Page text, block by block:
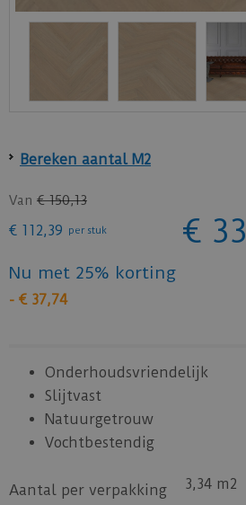
Bereken aantal M2
Van € 150,13
€ 112,39 per stuk € 33
Nu met 25% korting
- € 37,74
Onderhoudsvriendelijk
Slijtvast
Natuurgetrouw
Vochtbestendig
Aantal per verpakking 3,34 m2